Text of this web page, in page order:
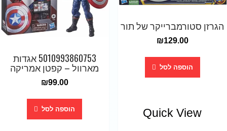
הגרזן סטורמברייקר של תור
₪129.00
הוספה לסל
Quick View
5010993860753 אגדות
מארוול – קפטן אמריקה
₪99.00
הוספה לסל